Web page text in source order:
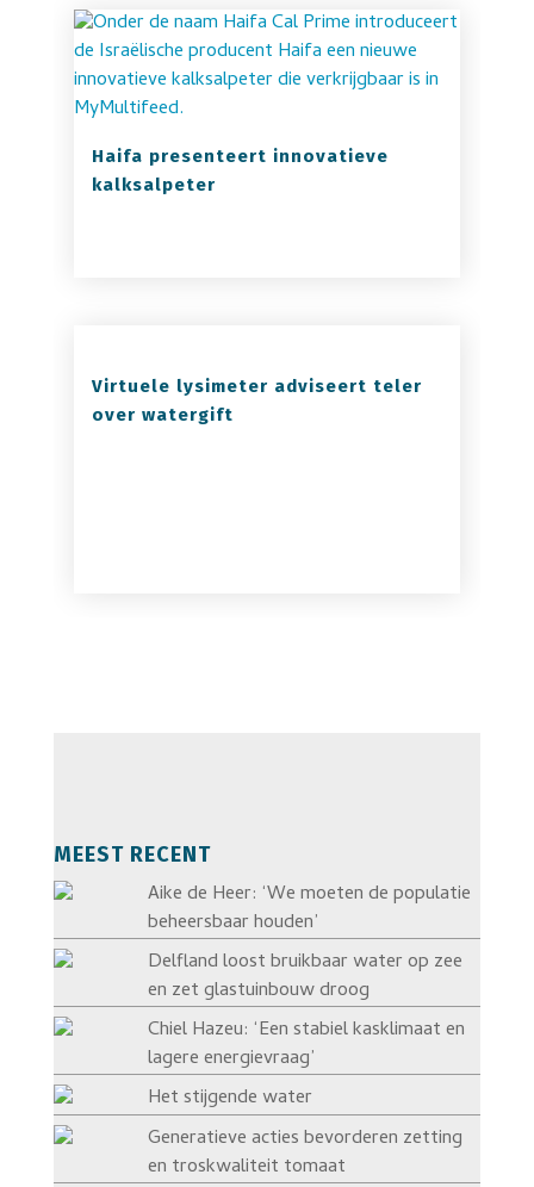
Haifa presenteert innovatieve
kalksalpeter
Virtuele lysimeter adviseert teler
over watergift
MEEST RECENT
Aike de Heer: ‘We moeten de populatie
beheersbaar houden’
Delfland loost bruikbaar water op zee
en zet glastuinbouw droog
Chiel Hazeu: ‘Een stabiel kasklimaat en
lagere energievraag’
Het stijgende water
Generatieve acties bevorderen zetting
en troskwaliteit tomaat